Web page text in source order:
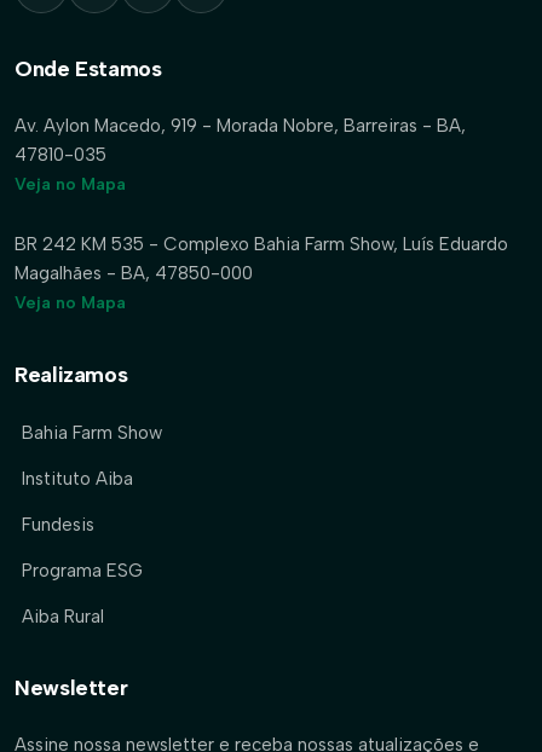
Onde Estamos
Av. Aylon Macedo, 919 - Morada Nobre, Barreiras - BA,
47810-035
Veja no Mapa
BR 242 KM 535 - Complexo Bahia Farm Show, Luís Eduardo
Magalhães - BA, 47850-000
Veja no Mapa
Realizamos
Bahia Farm Show
Instituto Aiba
Fundesis
Programa ESG
Aiba Rural
Newsletter
Assine nossa newsletter e receba nossas atualizações e